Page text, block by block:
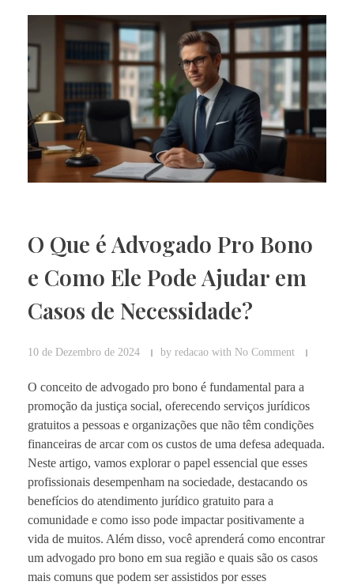
O Que é Advogado Pro Bono
e Como Ele Pode Ajudar em
Casos de Necessidade?
10 de Dezembro de 2024 by redacao with No Comment
O conceito de advogado pro bono é fundamental para a
promoção da justiça social, oferecendo serviços jurídicos
gratuitos a pessoas e organizações que não têm condições
financeiras de arcar com os custos de uma defesa adequada.
Neste artigo, vamos explorar o papel essencial que esses
profissionais desempenham na sociedade, destacando os
benefícios do atendimento jurídico gratuito para a
comunidade e como isso pode impactar positivamente a
vida de muitos. Além disso, você aprenderá como encontrar
um advogado pro bono em sua região e quais são os casos
mais comuns que podem ser assistidos por esses